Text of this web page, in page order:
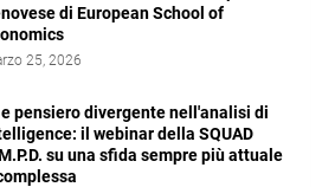
di European School of
25, 2026
e pensiero divergente nell'analisi di
il webinar della SQUAD
su una sfida sempre più attuale